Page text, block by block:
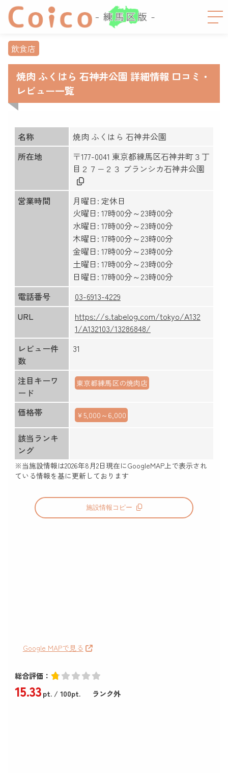
飲食店
焼肉 ふくはら 石神井公園 詳細情報 口コミ・
レビュー一覧
名称
焼肉 ふくはら 石神井公園
所在地
〒177-0041 東京都練馬区石神井町３丁
目２７−２３ ブランシカ石神井公園
営業時間
月曜日: 定休日
火曜日: 17時00分～23時00分
水曜日: 17時00分～23時00分
木曜日: 17時00分～23時00分
金曜日: 17時00分～23時00分
土曜日: 17時00分～23時00分
日曜日: 17時00分～23時00分
電話番号
03-6913-4229
URL
https://s.tabelog.com/tokyo/A132
1/A132103/13286848/
レビュー件
数
31
注目キーワ
ード
東京都練馬区の焼肉店
価格帯 ￥5,000～6,000
該当ランキ
ング
※当施設情報は2026年8月2日現在にGoogleMAP上で表示され
ている情報を基に更新しております
施設情報コピー
Google MAPで見る
総合評価：
15.33pt./ 100pt. ランク外